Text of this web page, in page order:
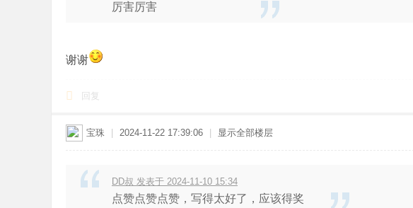
厉害厉害
谢谢
回复
宝珠 2024-11-22 17:39:06 显示全部楼层
DD叔 发表于 2024-11-10 15:34
点赞点赞点赞，写得太好了，应该得奖